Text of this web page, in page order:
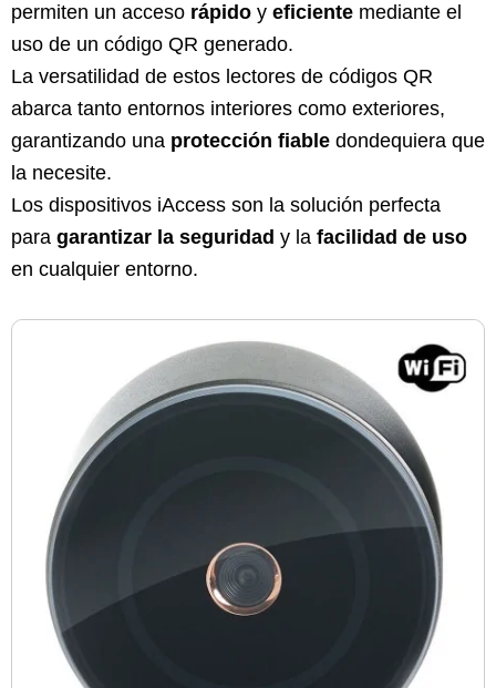
permiten un acceso rápido y eficiente mediante el
uso de un código QR generado.
La versatilidad de estos lectores de códigos QR
abarca tanto entornos interiores como exteriores,
garantizando una protección fiable dondequiera que
la necesite.
Los dispositivos iAccess son la solución perfecta
para garantizar la seguridad y la facilidad de uso
en cualquier entorno.